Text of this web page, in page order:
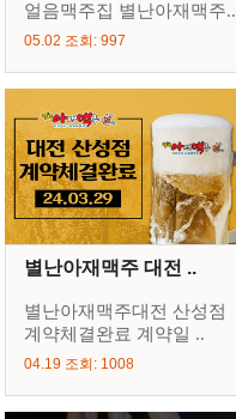
얼음맥주집 별난아재맥주..
05.02 조회: 997
별난아재맥주 대전 ..
별난아재맥주대전 산성점
계약체결완료 계약일 ..
04.19 조회: 1008